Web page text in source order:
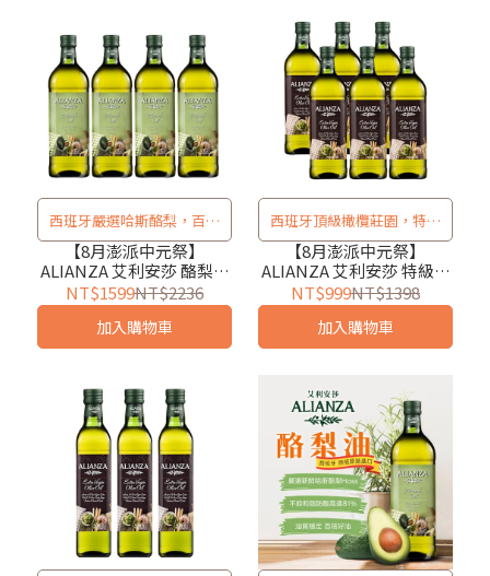
西班牙嚴選哈斯酪梨，百搭
萬用好油！
【8月澎派中元祭】
ALIANZA 艾利安莎 酪梨油
1000ml*４/６入
NT$1599NT$2236
加入購物車
西班牙頂級橄欖莊園，特級
冷壓初榨
【8月澎派中元祭】
ALIANZA 艾利安莎 特級冷
壓初榨橄欖油 1000ml*２/
６入
NT$999NT$1398
加入購物車